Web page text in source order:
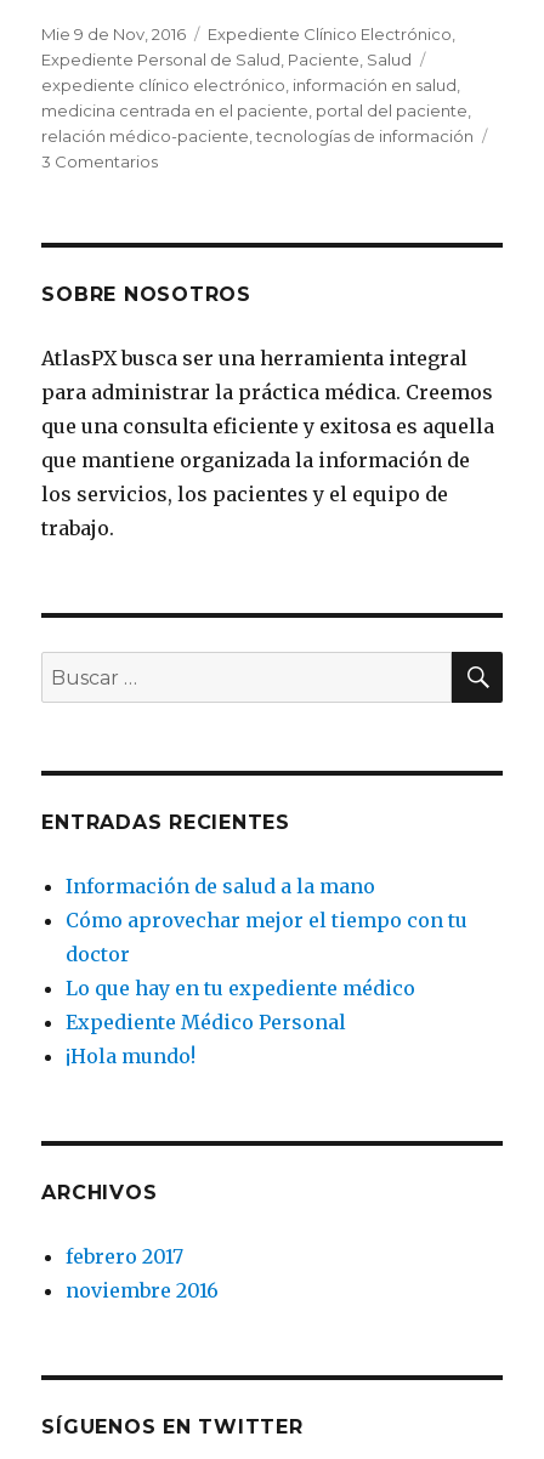
Publicado
el
Mie 9 de Nov, 2016 Categorías
Expediente Clínico Electrónico
Expediente Personal de Salud Paciente Salud
expediente clínico electrónico información en salud
medicina centrada en el paciente portal del paciente
relación médico-paciente ,tecnologías de información
3 Comentarios
SOBRE NOSOTROS
AtlasPX busca ser una herramienta integral
para administrar la práctica médica. Creemos
que una consulta eficiente y exitosa es aquella
que mantiene organizada la información de
los servicios, los pacientes y el equipo de
trabajo.
Buscar
por:
ENTRADAS RECIENTES
Información de salud a la mano
Cómo aprovechar mejor el tiempo con tu
doctor
Lo que hay en tu expediente médico
Expediente Médico Personal
¡Hola mundo!
ARCHIVOS
febrero 2017
noviembre 2016
SÍGUENOS EN TWITTER